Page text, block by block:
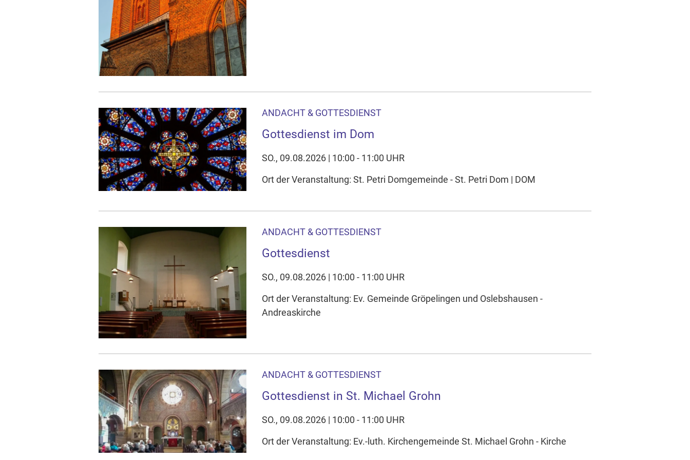
ANDACHT & GOTTESDIENST
Gottesdienst im Dom
SO., 09.08.2026 | 10:00 - 11:00 UHR
Ort der Veranstaltung: St. Petri Domgemeinde - St. Petri Dom | DOM
ANDACHT & GOTTESDIENST
Gottesdienst
SO., 09.08.2026 | 10:00 - 11:00 UHR
Ort der Veranstaltung: Ev. Gemeinde Gröpelingen und Oslebshausen -
Andreaskirche
ANDACHT & GOTTESDIENST
Gottesdienst in St. Michael Grohn
SO., 09.08.2026 | 10:00 - 11:00 UHR
Ort der Veranstaltung: Ev.-luth. Kirchengemeinde St. Michael Grohn - Kirche